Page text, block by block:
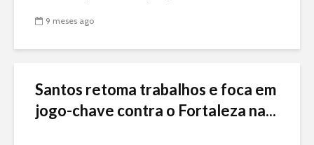
9 meses ago
Santos retoma trabalhos e foca em
jogo-chave contra o Fortaleza na...